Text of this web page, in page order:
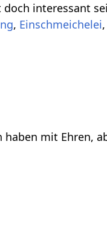
direkt zu tun haben mit Ehren‏‎, aber
, ,
doch interessant